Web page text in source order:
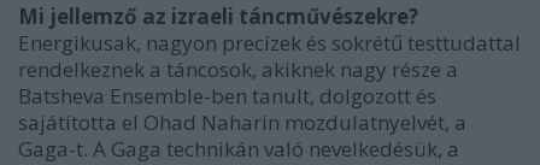
Mi jellemző az izraeli táncművészekre?
Energikusak, nagyon precízek és sokrétű testtudattal
rendelkeznek a táncosok, akiknek nagy része a
Batsheva Ensemble-ben tanult, dolgozott és
sajátította el Ohad Naharin mozdulatnyelvét, a
Gaga-t. A Gaga technikán való nevelkedésük, a